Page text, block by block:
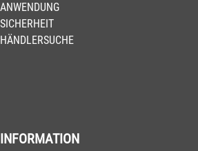
ANWENDUNG
SICHERHEIT
HÄNDLERSUCHE
INFORMATION